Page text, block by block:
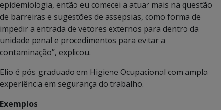
epidemiologia, então eu comecei a atuar mais na questão
de barreiras e sugestões de assepsias, como forma de
impedir a entrada de vetores externos para dentro da
unidade penal e procedimentos para evitar a
contaminação”, explicou.
Elio é pós-graduado em Higiene Ocupacional com ampla
experiência em segurança do trabalho.
Exemplos